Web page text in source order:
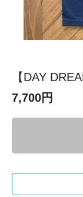
【DAY
7,700円